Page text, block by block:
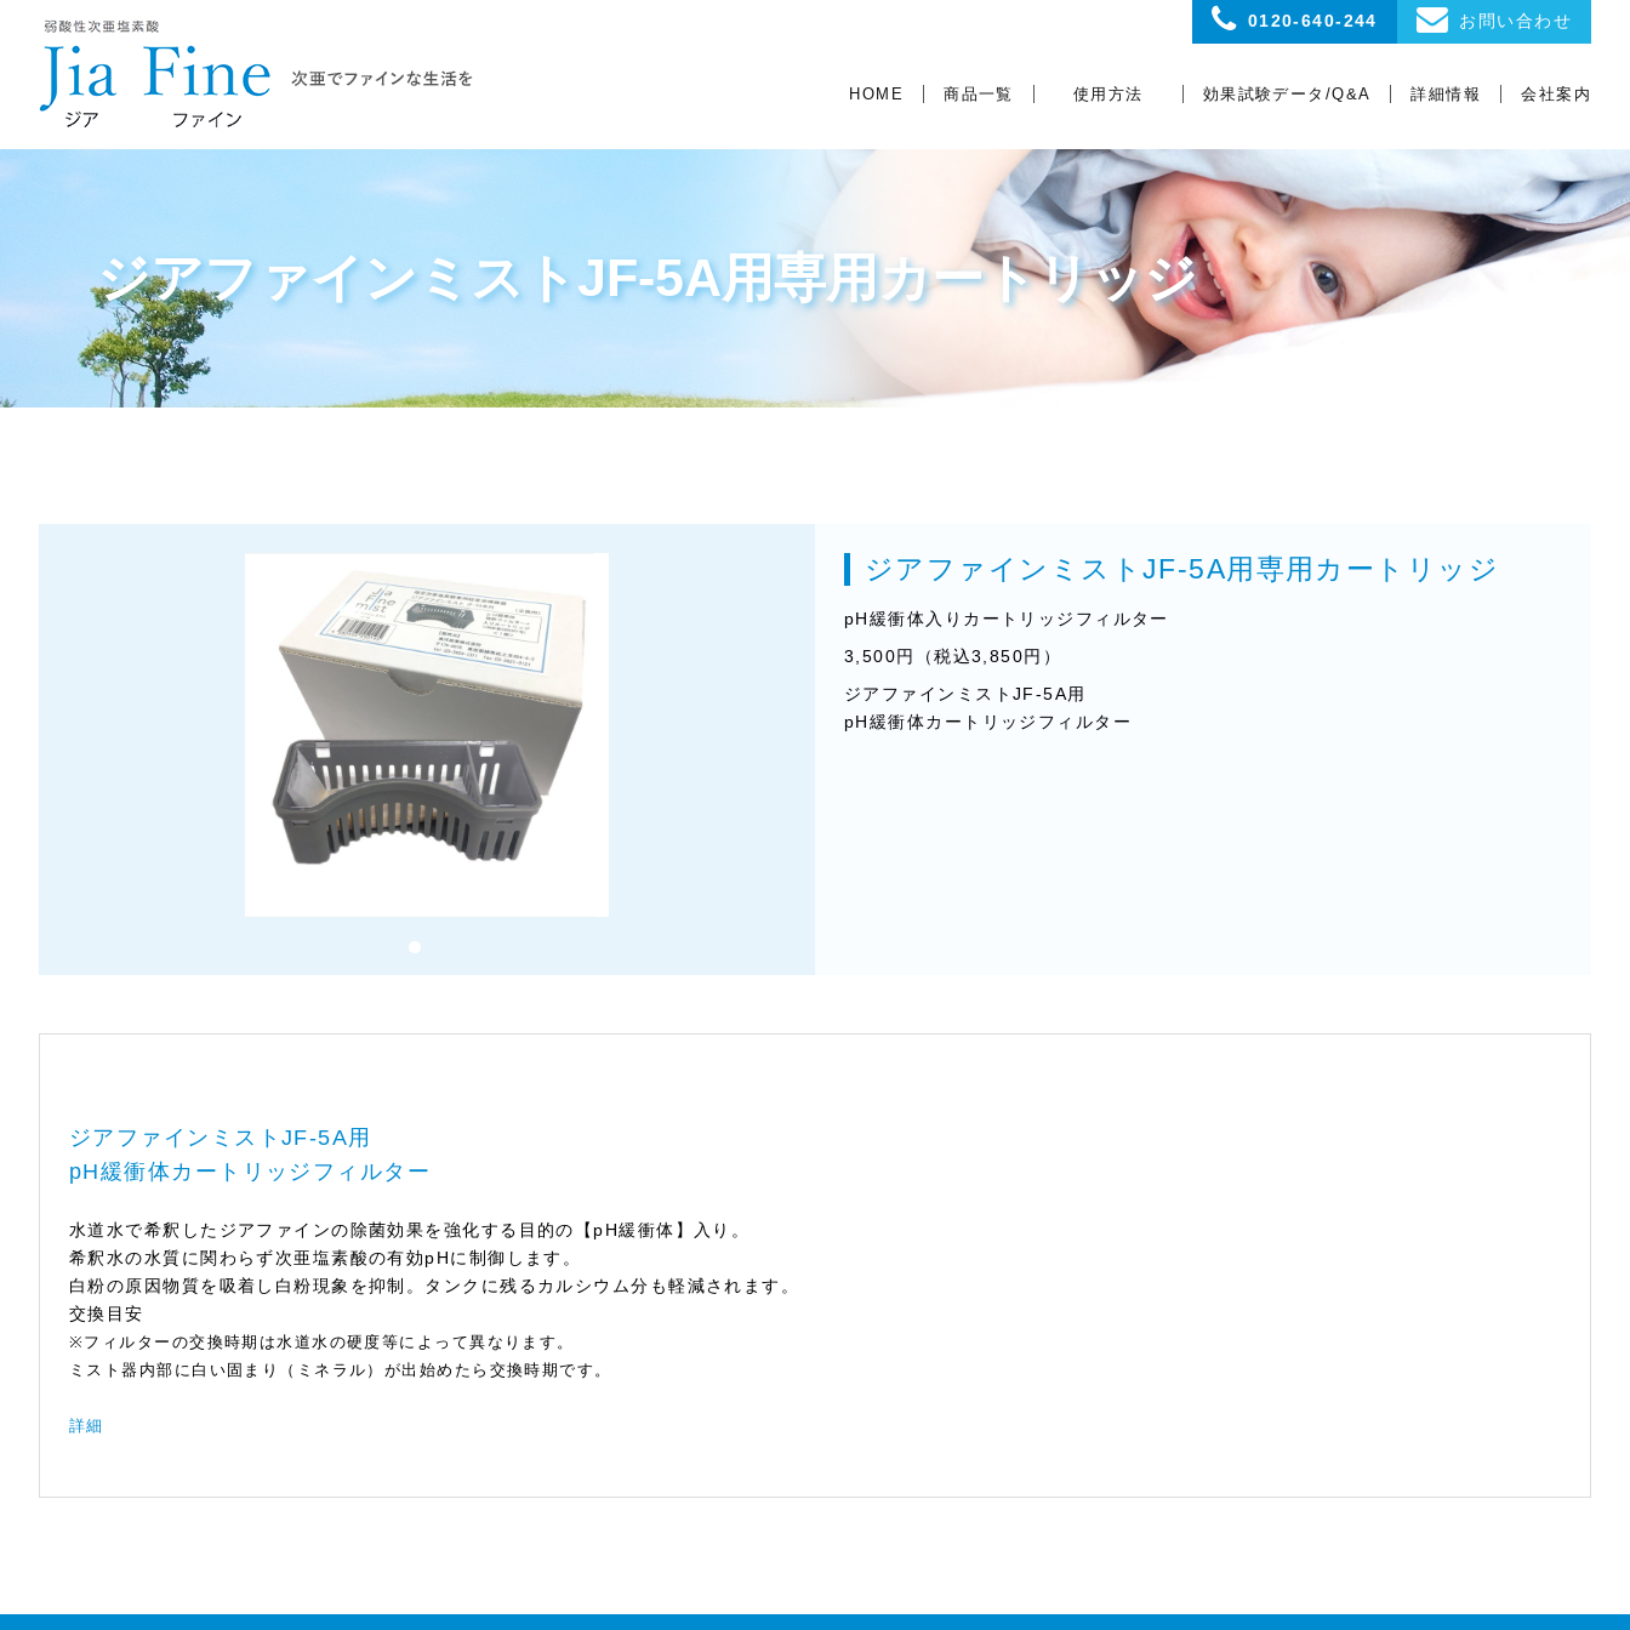
0120-640-244 お問い合わせ
HOME 商品一覧 使用方法
使用方法
使用方法
効果試験データ/Q&A 詳細情報 会社案内
ジアファインミストJF-5A用専用カートリッジ
ジアファインミストJF-5A用専用カートリッジ
pH緩衝体入りカートリッジフィルター
3,500円（税込3,850円）
ジアファインミストJF-5A用
pH緩衝体カートリッジフィルター
ジアファインミストJF-5A用
pH緩衝体カートリッジフィルター
水道水で希釈したジアファインの除菌効果を強化する目的の【pH緩衝体】入り。
希釈水の水質に関わらず次亜塩素酸の有効pHに制御します。
白粉の原因物質を吸着し白粉現象を抑制。タンクに残るカルシウム分も軽減されます。
交換目安
※フィルターの交換時期は水道水の硬度等によって異なります。
ミスト器内部に白い固まり（ミネラル）が出始めたら交換時期です。
詳細